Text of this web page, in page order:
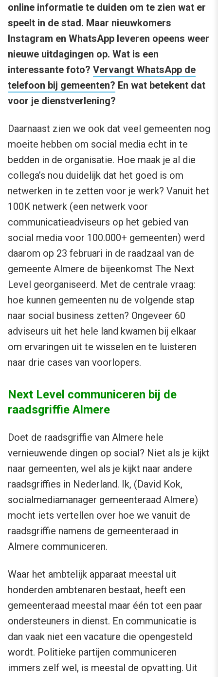
online informatie te duiden om te zien wat er
speelt in de stad. Maar nieuwkomers
Instagram en WhatsApp leveren opeens weer
nieuwe uitdagingen op. Wat is een
interessante foto? Vervangt WhatsApp de
telefoon bij gemeenten? En wat betekent dat
voor je dienstverlening?
Daarnaast zien we ook dat veel gemeenten nog
moeite hebben om social media echt in te
bedden in de organisatie. Hoe maak je al die
collega’s nou duidelijk dat het goed is om
netwerken in te zetten voor je werk? Vanuit het
100K netwerk (een netwerk voor
communicatieadviseurs op het gebied van
social media voor 100.000+ gemeenten) werd
daarom op 23 februari in de raadzaal van de
gemeente Almere de bijeenkomst The Next
Level georganiseerd. Met de centrale vraag:
hoe kunnen gemeenten nu de volgende stap
naar social business zetten? Ongeveer 60
adviseurs uit het hele land kwamen bij elkaar
om ervaringen uit te wisselen en te luisteren
naar drie cases van voorlopers.
Next Level communiceren bij de
raadsgriffie Almere
Doet de raadsgriffie van Almere hele
vernieuwende dingen op social? Niet als je kijkt
naar gemeenten, wel als je kijkt naar andere
raadsgriffies in Nederland. Ik, (David Kok,
socialmediamanager gemeenteraad Almere)
mocht iets vertellen over hoe we vanuit de
raadsgriffie namens de gemeenteraad in
Almere communiceren.
Waar het ambtelijk apparaat meestal uit
honderden ambtenaren bestaat, heeft een
gemeenteraad meestal maar één tot een paar
ondersteuners in dienst. En communicatie is
dan vaak niet een vacature die opengesteld
wordt. Politieke partijen communiceren
immers zelf wel, is meestal de opvatting. Uit